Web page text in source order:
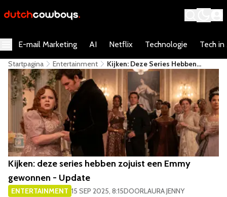
E-mail Marketing AI Netflix Technologie Tech in
Startpagina Entertainment
Kijken: Deze Series Hebben
Zojuist Een Emmy Gewonnen -
Update
Kijken: deze series hebben zojuist een Emmy
gewonnen - Update
ENTERTAINMENT 15 SEP 2025, 8:15DOORLAURA JENNY